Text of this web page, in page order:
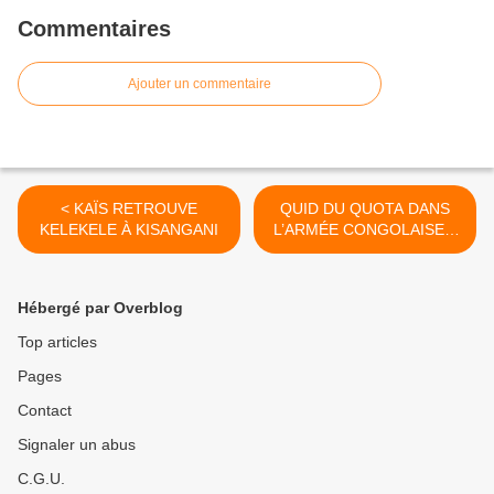
Commentaires
Ajouter un commentaire
< KAÏS RETROUVE
KELEKELE À KISANGANI
QUID DU QUOTA DANS
L’ARMÉE CONGOLAISE ?
>
Hébergé par Overblog
Top articles
Pages
Contact
Signaler un abus
C.G.U.